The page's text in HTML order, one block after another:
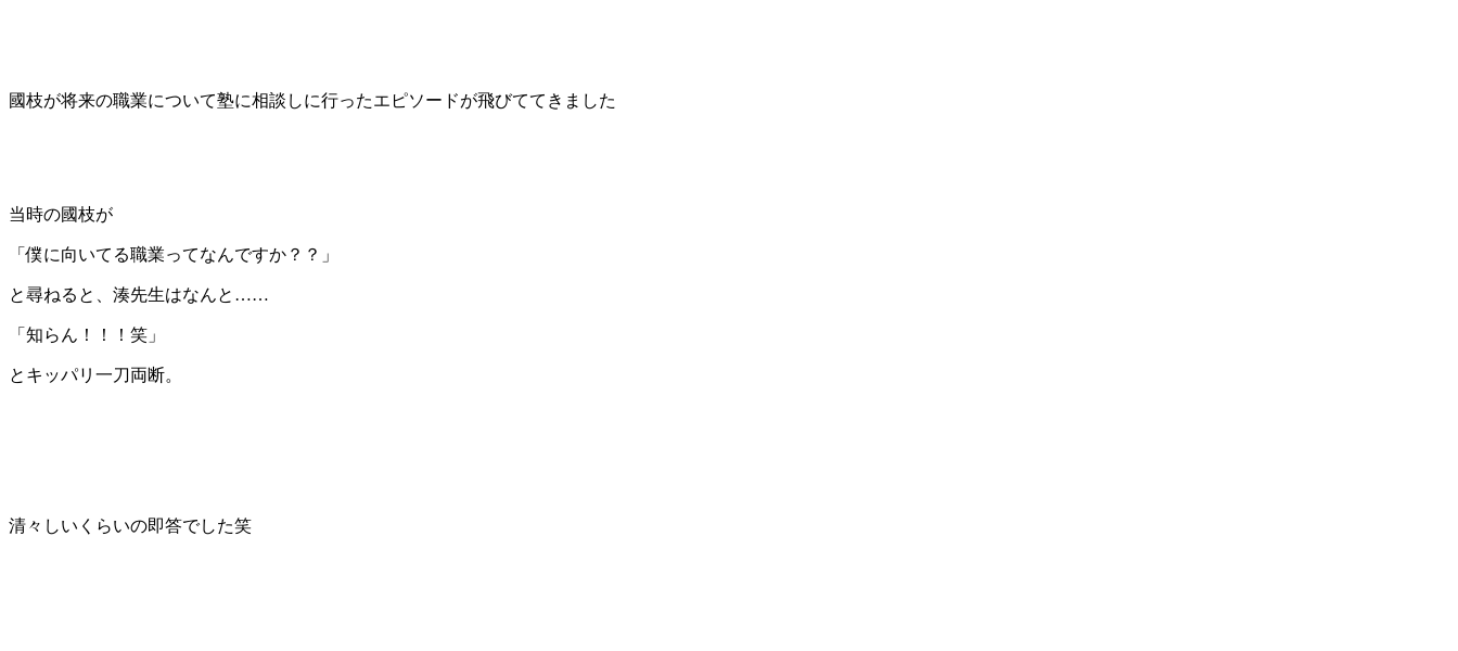
國枝が将来の職業について塾に相談しに行ったエピソードが飛びててきました
当時の國枝が
「僕に向いてる職業ってなんですか？？」
と尋ねると、湊先生はなんと……
「知らん！！！笑」
とキッパリ一刀両断。
清々しいくらいの即答でした笑